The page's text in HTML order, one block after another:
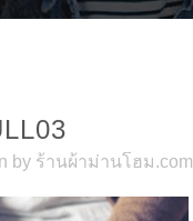
by ร้านผ้าม่านโฮม.com